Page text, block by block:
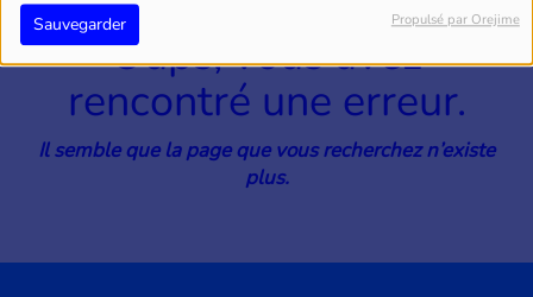
Sauvegarder Propulsé par Orejime
Oups, vous avez
rencontré une erreur.
Il semble que la page que vous recherchez n’existe
plus.